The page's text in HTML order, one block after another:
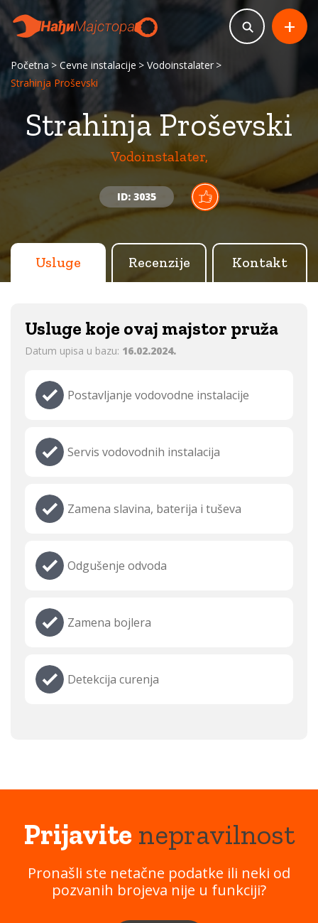
Početna Cevne instalacije
Vodoinstalater
Strahinja Proševski
Strahinja Proševski
Vodoinstalater,
ID: 3035
+
Usluge Recenzije Kontakt
Usluge koje ovaj majstor pruža
Datum upisa u bazu: 16.02.2024.
Postavljanje vodovodne instalacije
Servis vodovodnih instalacija
Zamena slavina, baterija i tuševa
Odgušenje odvoda
Zamena bojlera
Detekcija curenja
Prijavitenepravilnost
Pronašli ste netačne podatke ili neki od
pozvanih brojeva nije u funkciji?